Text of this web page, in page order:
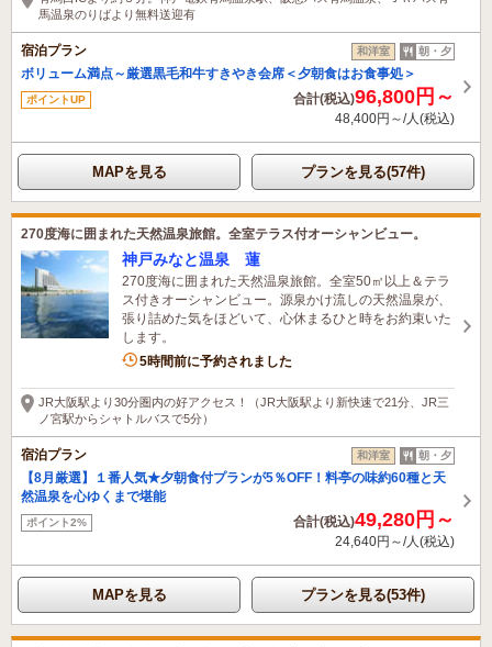
馬温泉のりばより無料送迎有
宿泊プラン 和洋室 朝・夕
ボリューム満点～厳選黒毛和牛すきやき会席＜夕朝食はお食事処＞
ポイントUP 合計(税込)96,800円～
48,400円～/人(税込)
MAPを見る プランを見る(57件)
270度海に囲まれた天然温泉旅館。全室テラス付オーシャンビュー。
神戸みなと温泉 蓮
270度海に囲まれた天然温泉旅館。全室50㎡以上＆テラ
ス付きオーシャンビュー。源泉かけ流しの天然温泉が、
張り詰めた気をほどいて、心休まるひと時をお約束いた
します。
5名がこの宿を見ています
5時間前に予約されました
JR大阪駅より30分圏内の好アクセス！（JR大阪駅より新快速で21分、JR三
ノ宮駅からシャトルバスで5分）
宿泊プラン 和洋室 朝・夕
【8月厳選】１番人気★夕朝食付プランが5％OFF！料亭の味約60種と天
然温泉を心ゆくまで堪能
ポイント2% 合計(税込)49,280円～
24,640円～/人(税込)
MAPを見る プランを見る(53件)